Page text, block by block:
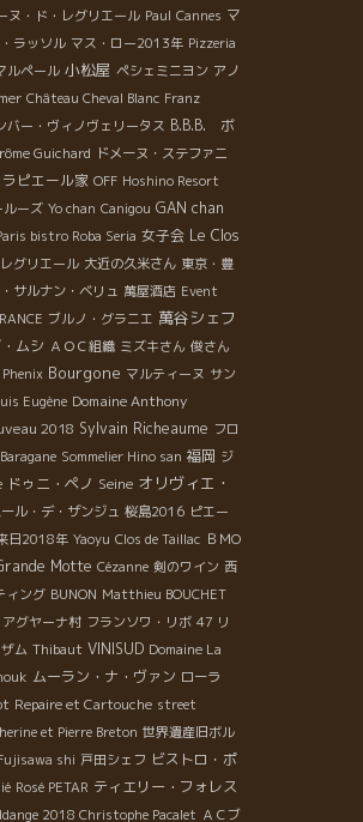
ヌ・ド・レグリエール Paul Cannes マ
ラッソル マス・ロー2013年 Pizzeria
ルペール 小松屋 ペシェミニヨン アノ
Château Cheval Blanc Franz
バー・ヴィノヴェリータス B.B.B. ボ
Guichard ドメーヌ・ステファニ
ラピエール家 OFF Hoshino Resort
ルーズ Yo chan Canigou GAN chan
bistro Roba Seria 女子会 Le Clos
グリエール 大近の久米さん 東京・豊
サルナン・ベリュ 萬屋酒店 Event
ブルノ・グラニエ 萬谷シェフ
ムシ ＡＯＣ組織 ミズキさん 俊さん
Phenix Bourgone マルティーヌ サン
Eugène Domaine Anthony
2018 Sylvain Richeaume フロ
Sommelier Hino san 福岡 ジ
ドゥニ・ペノ Seine オリヴィエ・
ル・デ・ザンジュ 桜島2016 ピエー
日2018年 Yaoyu Clos de Taillac ＢＭО
Motte Cézanne 剣のワイン 西
ィング BUNON Matthieu BOUCHET
アグヤーナ村 フランソワ・リボ 47 リ
ム Thibaut VINISUD Domaine La
ムーラン・ナ・ヴァン ローラ
Repaire et Cartouche street
et Pierre Breton 世界遺産旧ボル
shi 戸田シェフ ビストロ・ポ
Rosé PETAR ティエリー・フォレス
2018 Christophe Pacalet ＡＣブ